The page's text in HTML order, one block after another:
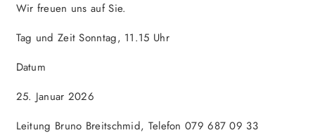
Wir freuen uns auf Sie.
Tag und Zeit Sonntag, 11.15 Uhr
Datum
25. Januar 2026
Leitung Bruno Breitschmid, Telefon 079 687 09 33